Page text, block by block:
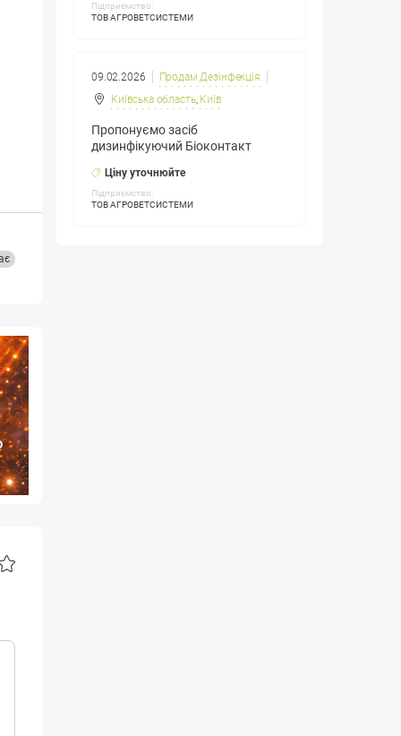
Підприємство:
ТОВ АГРОВЕТСИСТЕМИ
09.02.2026
Продам Дезінфекція
Київська область, Київ
Пропонуємо засіб
дизинфікуючий Біоконтакт
Ціну уточнюйте
Підприємство:
ТОВ АГРОВЕТСИСТЕМИ